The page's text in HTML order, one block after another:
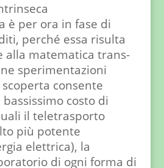
è per ora in fase di
perché essa risulta
alla matematica trans-
sperimentazioni
consente
bassissimo costo di
il teletrasporto
più potente
elettrica), la
di ogni forma di